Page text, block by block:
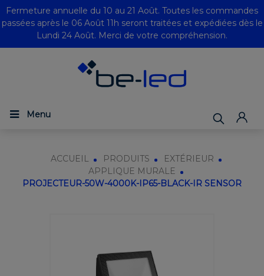
Fermeture annuelle du 10 au 21 Août. Toutes les commandes
passées après le 06 Août 11h seront traitées et expédiées dès le
Lundi 24 Août. Merci de votre compréhension.
Menu
ACCUEIL PRODUITS
EXTÉRIEUR
APPLIQUE MURALE
PROJECTEUR-50W-4000K-IP65-BLACK-IR SENSOR